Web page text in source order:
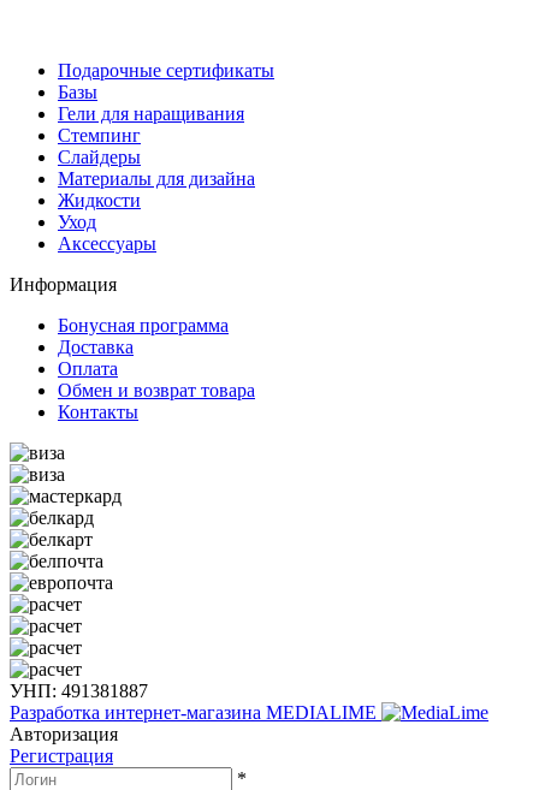
Подарочные сертификаты
Базы
Гели для наращивания
Стемпинг
Слайдеры
Материалы для дизайна
Жидкости
Уход
Аксессуары
Информация
Бонусная программа
Доставка
Оплата
Обмен и возврат товара
Контакты
УНП: 491381887
Разработка интернет-магазина MEDIALIME
Авторизация
Регистрация
*